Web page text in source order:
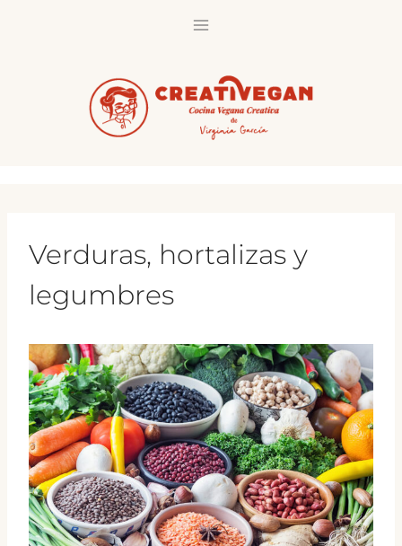
Verduras, hortalizas y
legumbres